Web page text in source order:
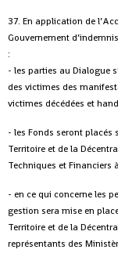
37. En application de
Gouvernement
:
- les parties au Dialogue
des victimes des
victimes décédées et
- les Fonds seront
Territoire et de la
Techniques et Financiers à
- en ce qui concerne les
gestion sera mise en
Territoire et de la
représentants des